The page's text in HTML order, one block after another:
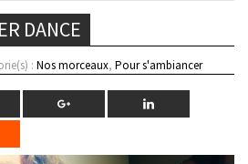
DANCE
: Nos morceaux, Pour s'ambiancer